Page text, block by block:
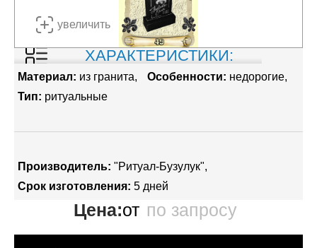
увеличить
ХАРАКТЕРИСТИКИ:
Материал: из гранита Особенности: недорогие
Тип: ритуальные
Производитель: "Ритуал-Бузулук"
Срок изготовления: 5 дней
Цена:от по запросу